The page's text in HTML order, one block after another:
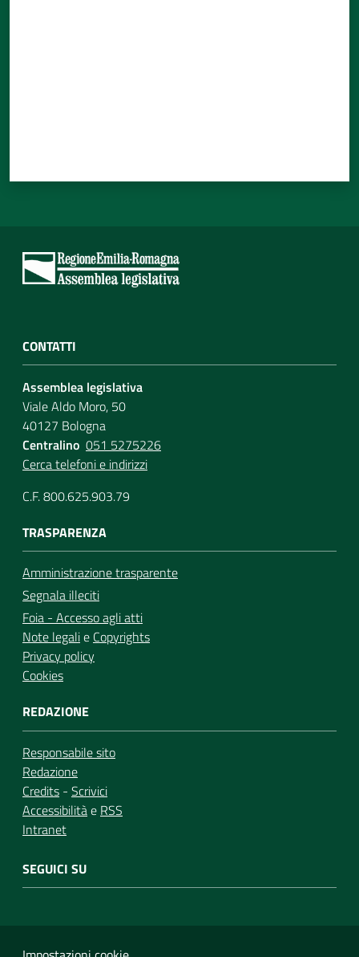
CONTATTI
Assemblea legislativa
Viale Aldo Moro, 50
40127 Bologna
Centralino 051 5275226
Cerca telefoni e indirizzi
C.F. 800.625.903.79
TRASPARENZA
Amministrazione trasparente
Segnala illeciti
Foia - Accesso agli atti
Note legalie Copyrights
Privacy policy
Cookies
REDAZIONE
Responsabile sito
Redazione
Credits - Scrivici
Accessibilitàe RSS
Intranet
SEGUICI SU